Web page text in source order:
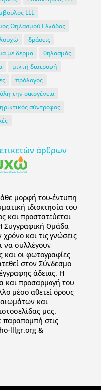
LLL
Θηλασμού Ελλάδος
δράσεις
με δέρμα
θηλασμός
μικτή διατροφή
πρόλογος
την οικογένεια
σύντροφος
άρθρων
μορφή του-έντυπη
ιδιοκτησία του
και προστατεύεται
Συγγραφική Ομάδα
και τις γνώσεις
να συλλέγουν
και οι φωτογραφίες
στον Σύνδεσμο
άδειας. Η
και προσαρμογή του
μέσο αθετεί όρους
και
μας.
παραπομπή στις
lllgr.org &